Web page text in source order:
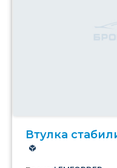
Втулка